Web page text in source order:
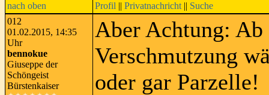
nach oben Profil || Privatnachricht || Suche
012
01.02.2015, 14:35
Uhr
bennokue
Giuseppe der
Schöngeist
Bürstenkaiser
Aber Achtung: Ab
Verschmutzung
oder gar Parzelle!